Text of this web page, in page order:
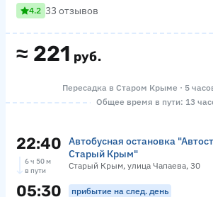
≈ 221 руб.
4.2 33 отзывов
Пересадка в Старом Крыме · 5
Общее время в пути: 13
22:40
Автобусная остановка
Старый Крым"
Старый Крым, улица Чапаева, 30
6 ч 50 м
в пути
05:30 прибытие на след. день